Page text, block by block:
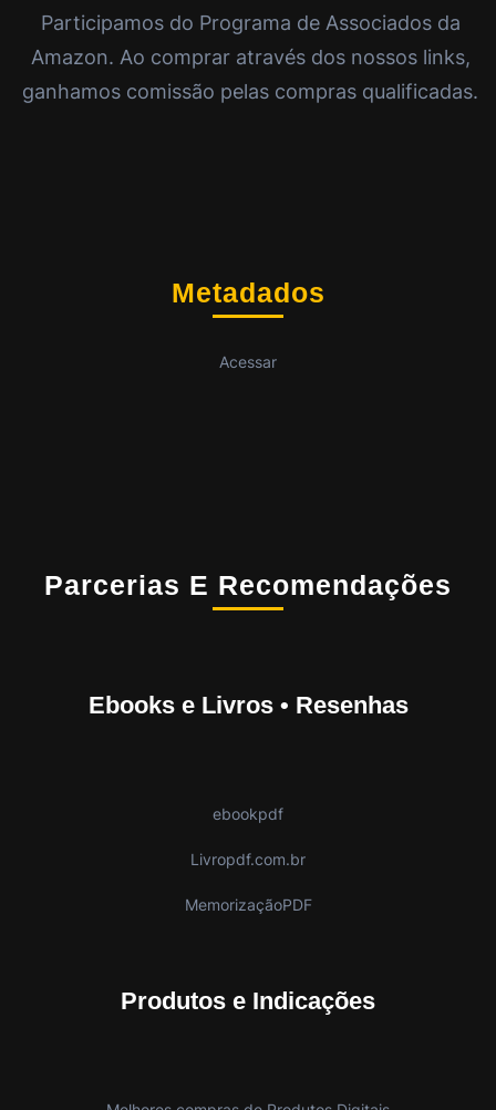
Participamos do Programa de Associados da
Amazon. Ao comprar através dos nossos links,
ganhamos comissão pelas compras qualificadas.
Metadados
Acessar
Parcerias E Recomendações
Ebooks e Livros • Resenhas
ebookpdf
Livropdf.com.br
MemorizaçãoPDF
Produtos e Indicações